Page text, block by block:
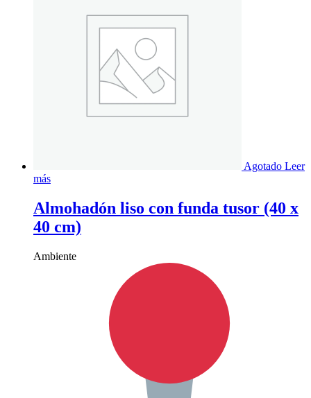
Agotado Leer
más
Almohadón liso con funda tusor (40 x
40 cm)
Ambiente